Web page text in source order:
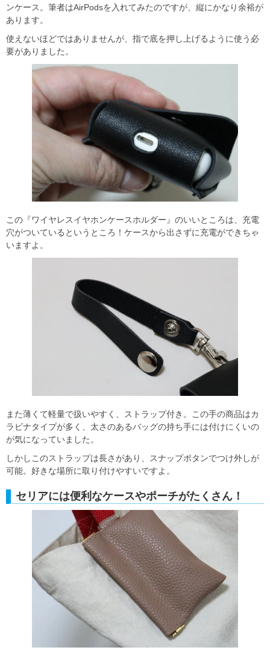
ンケース。筆者はAirPodsを入れてみたのですが、縦にかなり余裕が
あります。
使えないほどではありませんが、指で底を押し上げるように使う必
要がありました。
この『ワイヤレスイヤホンケースホルダー』のいいところは、充電
穴がついているというところ！ケースから出さずに充電ができちゃ
いますよ。
また薄くて軽量で扱いやすく、ストラップ付き。この手の商品はカ
ラビナタイプが多く、太さのあるバッグの持ち手には付けにくいの
が気になっていました。
しかしこのストラップは長さがあり、スナップボタンでつけ外しが
可能。好きな場所に取り付けやすいですよ。
セリアには便利なケースやポーチがたくさん！